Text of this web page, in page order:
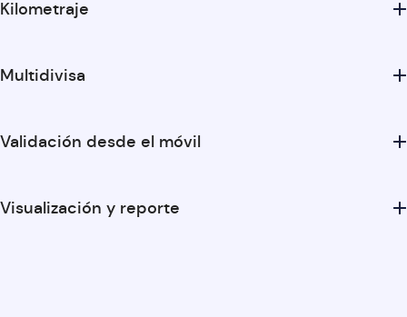
Kilometraje
Multidivisa
Validación desde el móvil
Visualización y reporte